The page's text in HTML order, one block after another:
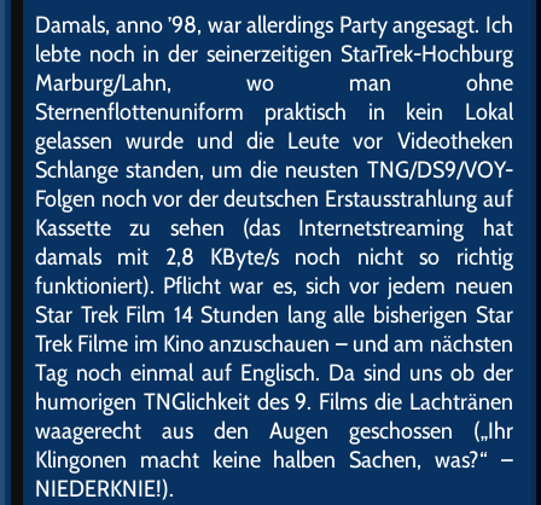
Damals, anno ’98, war allerdings Party angesagt. Ich
lebte noch in der seinerzeitigen StarTrek-Hochburg
Marburg/Lahn, wo man ohne
Sternenflottenuniform praktisch in kein Lokal
gelassen wurde und die Leute vor Videotheken
Schlange standen, um die neusten TNG/DS9/VOY-
Folgen noch vor der deutschen Erstausstrahlung auf
Kassette zu sehen (das Internetstreaming hat
damals mit 2,8 KByte/s noch nicht so richtig
funktioniert). Pflicht war es, sich vor jedem neuen
Star Trek Film 14 Stunden lang alle bisherigen Star
Trek Filme im Kino anzuschauen – und am nächsten
Tag noch einmal auf Englisch. Da sind uns ob der
humorigen TNGlichkeit des 9. Films die Lachtränen
waagerecht aus den Augen geschossen („Ihr
Klingonen macht keine halben Sachen, was?“ –
NIEDERKNIE!).